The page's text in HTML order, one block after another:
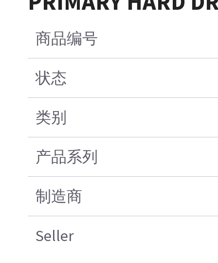
商品编号
状态
类别
产品系列
制造商
Seller